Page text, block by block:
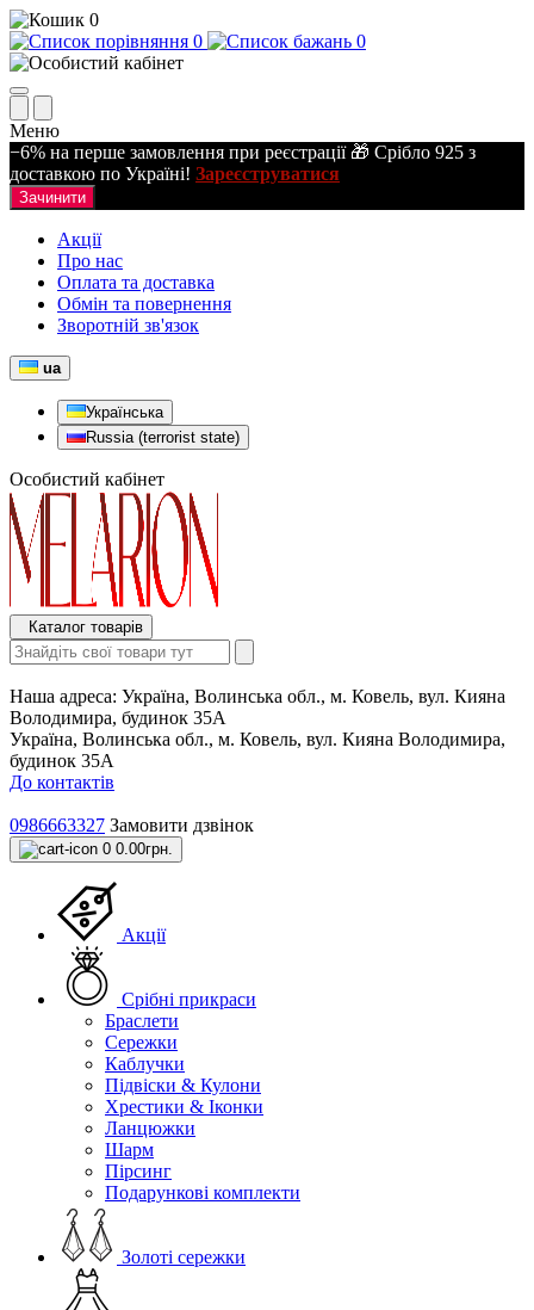
0
0
0
Меню
−6% на перше замовлення при реєстрації 🎁 Срібло 925 з
доставкою по Україні! Зареєструватися
Зачинити
Акції
Про нас
Оплата та доставка
Обмін та повернення
Зворотній зв'язок
ua
Українська
Russia (terrorist state)
Особистий кабінет
Каталог товарів
Наша адреса: Україна, Волинська обл., м. Ковель, вул. Кияна
Володимира, будинок 35А
Україна, Волинська обл., м. Ковель, вул. Кияна Володимира,
будинок 35А
До контактів
0986663327 Замовити дзвінок
0 0.00грн.
Акції
Срібні прикраси
Браслети
Сережки
Каблучки
Підвіски & Кулони
Хрестики & Іконки
Ланцюжки
Шарм
Пірсинг
Подарункові комплекти
Золоті сережки